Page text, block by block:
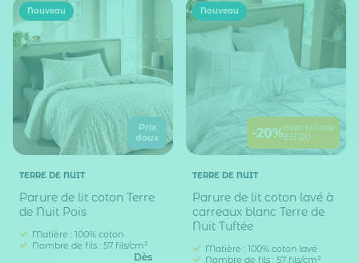
Nouveau
Prix
doux
TERRE DE NUIT
Parure de lit coton Terre
de Nuit Pois
Matière : 100% coton
Nombre de fils : 57 fils/cm²
Dès
Nouveau
-20%avec le code
ZEN20
TERRE DE NUIT
Parure de lit coton lavé à
carreaux blanc Terre de
Nuit Tuftée
Matière : 100% coton lavé
Nombre de fils : 57 fils/cm²